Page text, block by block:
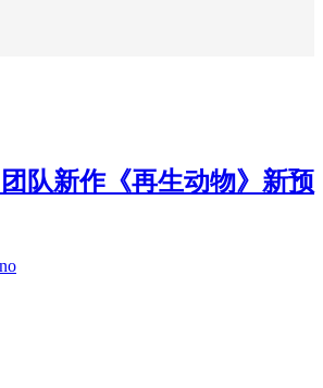
团队新作《再生动物》新预